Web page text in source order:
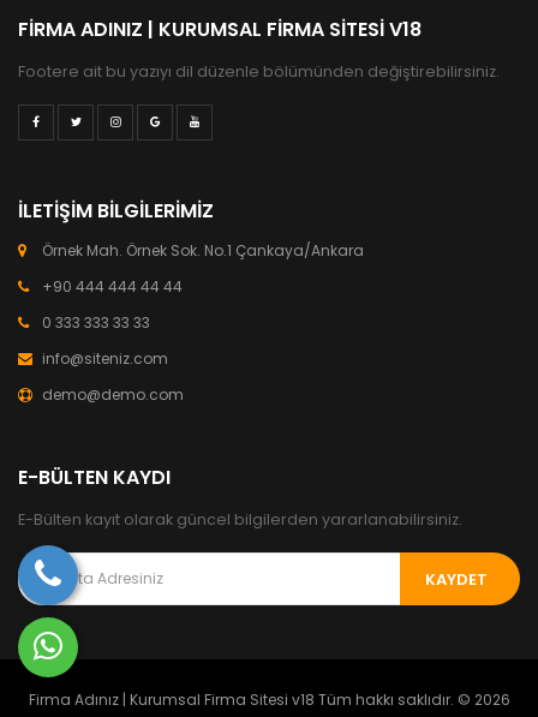
FIRMA ADINIZ | KURUMSAL FIRMA SITESI V18
Footere ait bu yazıyı dil düzenle bölümünden değiştirebilirsiniz.
İLETIŞIM BILGILERIMIZ
Örnek Mah. Örnek Sok. No.1 Çankaya/Ankara
+90 444 444 44 44
0 333 333 33 33
info@siteniz.com
demo@demo.com
E-BÜLTEN KAYDI
E-Bülten kayıt olarak güncel bilgilerden yararlanabilirsiniz.
KAYDET
Firma Adınız | Kurumsal Firma Sitesi v18 Tüm hakkı saklıdır. © 2026